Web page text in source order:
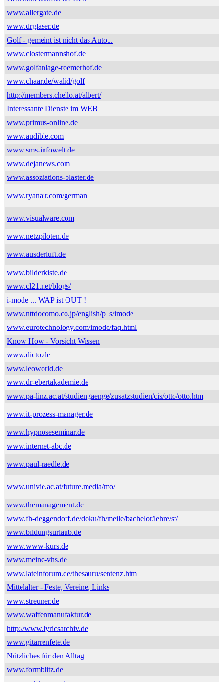
www.allergate.de
www.drglaser.de
Golf - gemeint ist nicht das Auto...
www.clostermannshof.de
www.golfanlage-roemerhof.de
www.chaar.de/walid/golf
http://members.chello.at/albert/
Interessante Dienste im WEB
www.primus-online.de
www.audible.com
www.sms-infowelt.de
www.dejanews.com
www.assoziations-blaster.de
www.ryanair.com/german
www.visualware.com
www.netzpiloten.de
www.ausderluft.de
www.bilderkiste.de
www.cl21.net/blogs/
i-mode ... WAP ist OUT !
www.nttdocomo.co.jp/english/p_s/imode
www.eurotechnology.com/imode/faq.html
Know How - Vorsicht Wissen
www.dicto.de
www.leoworld.de
www.dr-ebertakademie.de
www.pa-linz.ac.at/studiengaenge/zusatzstudien/cis/otto/otto.htm
www.it-prozess-manager.de
www.hypnoseseminar.de
www.internet-abc.de
www.paul-raedle.de
www.univie.ac.at/future.media/mo/
www.themanagement.de
www.fh-deggendorf.de/doku/fh/meile/bachelor/lehre/st/
www.bildungsurlaub.de
www.www-kurs.de
www.meine-vhs.de
www.lateinforum.de/thesauru/sentenz.htm
Mittelalter - Feste, Vereine, Links
www.streuner.de
www.waffenmanufaktur.de
http://www.lyricsarchiv.de
www.gitarrenfete.de
Nützliches für den Alltag
www.formblitz.de